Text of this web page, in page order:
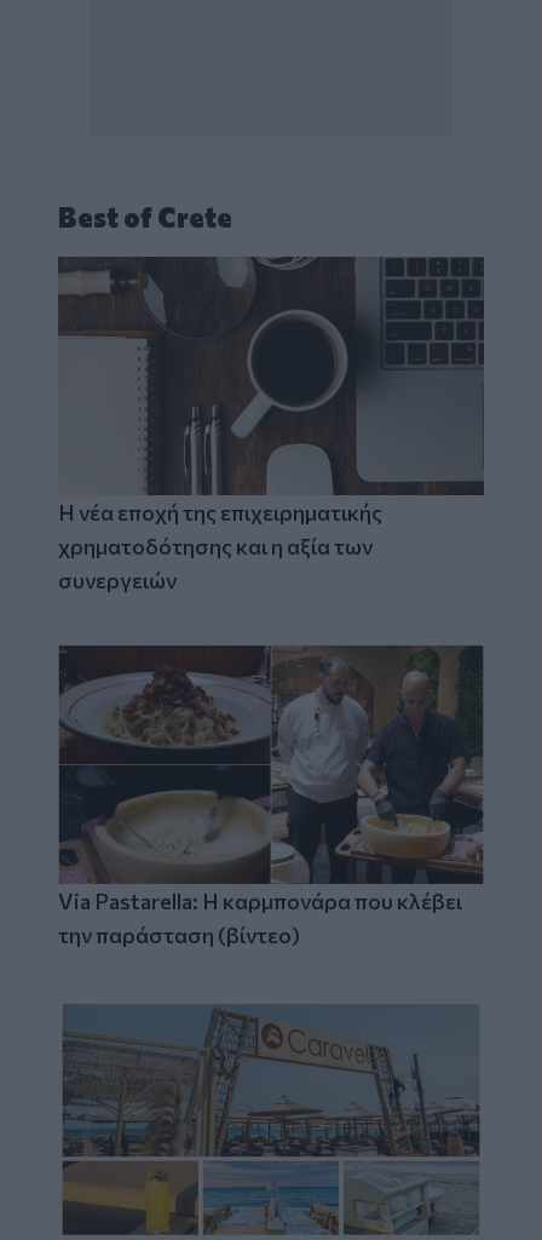
Best of Crete
Η νέα εποχή της επιχειρηματικής
χρηματοδότησης και η αξία των
συνεργειών
Via Pastarella: Η καρμπονάρα που κλέβει
την παράσταση (βίντεο)